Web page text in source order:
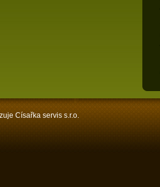
Císařka servis s.r.o.